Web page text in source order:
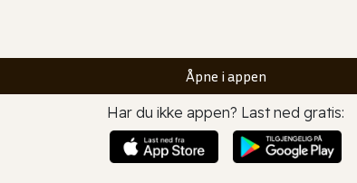
Åpne i appen
Har du ikke appen? Last ned gratis: